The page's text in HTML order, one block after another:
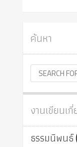
ค้นหา
งานเขียนเ
ธรรมนิพนธ์